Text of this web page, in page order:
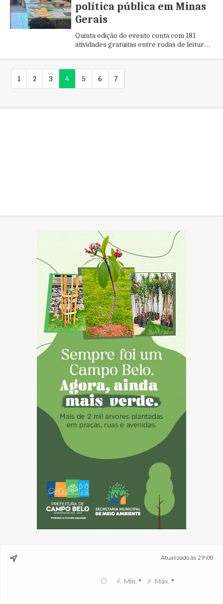
política pública em Minas
Gerais
Quinta edição do evento conta com 181
atividades gratuitas entre rodas de leitura,
1
2 3 4 5 6 7
Atualizado às 21h00
° Mín. ° Máx. °